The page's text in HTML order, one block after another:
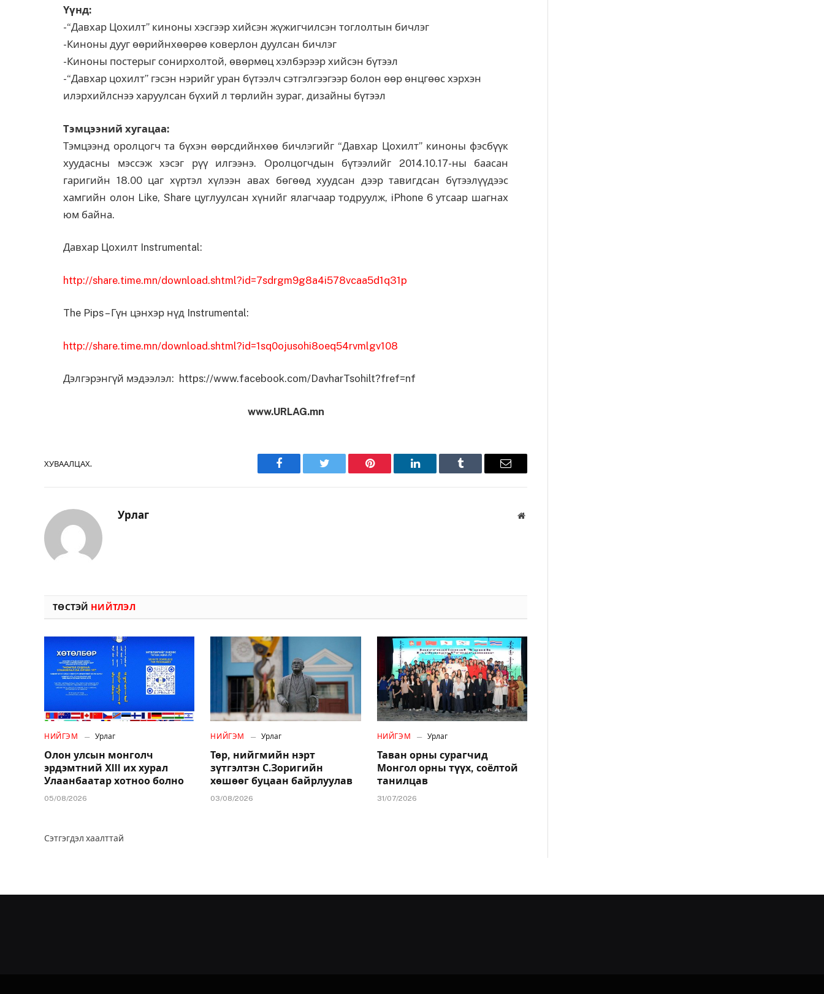
Үүнд:
-“Давхар Цохилт” киноны хэсгээр хийсэн жүжигчилсэн тоглолтын бичлэг
-Киноны дууг өөрийнхөөрөө коверлон дуулсан бичлэг
-Киноны постерыг сонирхолтой, өвөрмөц хэлбэрээр хийсэн бүтээл
-“Давхар цохилт” гэсэн нэрийг уран бүтээлч сэтгэлгээгээр болон өөр өнцгөөс хэрхэн
илэрхийлснээ харуулсан бүхий л төрлийн зураг, дизайны бүтээл
Тэмцээний хугацаа:
Тэмцээнд оролцогч та бүхэн өөрсдийнхөө бичлэгийг “Давхар Цохилт” киноны фэсбүүк
хуудасны мэссэж хэсэг рүү илгээнэ. Оролцогчдын бүтээлийг 2014.10.17-ны баасан
гаригийн 18.00 цаг хүртэл хүлээн авах бөгөөд хуудсан дээр тавигдсан бүтээлүүдээс
хамгийн олон Like, Share цуглуулсан хүнийг ялагчаар тодруулж, iPhone 6 утсаар шагнах
юм байна.
Давхар Цохилт Instrumental:
http://share.time.mn/download.shtml?id=7sdrgm9g8a4i578vcaa5d1q31p
The Pips – Гүн цэнхэр нүд Instrumental:
http://share.time.mn/download.shtml?id=1sq0ojusohi8oeq54rvmlgv108
Дэлгэрэнгүй мэдээлэл: https://www.facebook.com/DavharTsohilt?fref=nf
www.URLAG.mn
ХУВААЛЦАХ.
Facebook Twitter Pinterest LinkedIn Tumblr Имэйл
Урлаг Вэбсайт
ТӨСТЭЙ НИЙТЛЭЛ
НИЙГЭМ Урлаг
Олон улсын монголч
эрдэмтний XIII их хурал
Улаанбаатар хотноо болно
05/08/2026
НИЙГЭМ Урлаг
Төр, нийгмийн нэрт
зүтгэлтэн С.Зоригийн
хөшөөг буцаан байрлуулав
03/08/2026
НИЙГЭМ Урлаг
Таван орны сурагчид
Монгол орны түүх, соёлтой
танилцав
31/07/2026
Сэтгэгдэл хаалттай